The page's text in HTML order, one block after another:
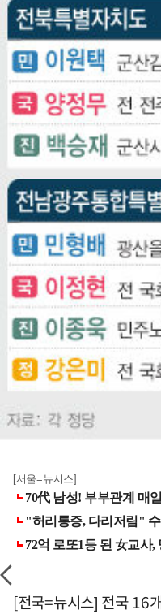
[서울=뉴시스]
[전국=뉴시스] 전국 16